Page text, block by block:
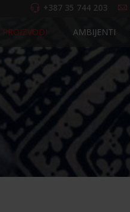
PROIZVODI AMBIJENTI
+387 35 744 203